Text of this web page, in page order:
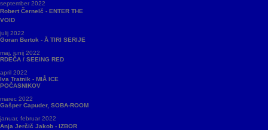
september 2022
Robert Černelč - ENTER THE
VOID
julij 2022
Goran Bertok - Å TIRI SERIJE
maj, junij 2022
RDEČA / SEEING RED
april 2022
Iva Tratnik - MIÅ ICE
POČASNIKOV
marec 2022
Gašper Capuder, SOBA-ROOM
januar, februar 2022
Anja Jerčič Jakob - IZBOR